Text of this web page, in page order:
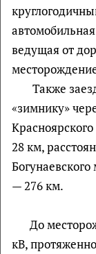
ведущая от
Также
«зимнику»
28 км,
— 276 км.
До
кВ,